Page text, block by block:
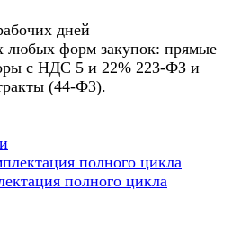
дней
любых форм закупок: прямые
с НДС 5 и 22% 223-ФЗ и
(44-ФЗ).
полного цикла